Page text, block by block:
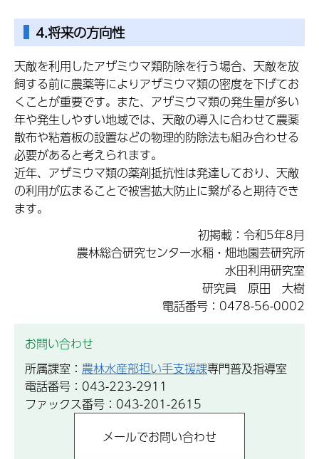
4.将来の方向性
天敵を利用したアザミウマ類防除を行う場合、天敵を放
飼する前に農薬等によりアザミウマ類の密度を下げてお
くことが重要です。また、アザミウマ類の発生量が多い
年や発生しやすい地域では、天敵の導入に合わせて農薬
散布や粘着板の設置などの物理的防除法も組み合わせる
必要があると考えられます。
近年、アザミウマ類の薬剤抵抗性は発達しており、天敵
の利用が広まることで被害拡大防止に繋がると期待でき
ます。
初掲載：令和5年8月
農林総合研究センター水稲・畑地園芸研究所
水田利用研究室
研究員 原田 大樹
電話番号：0478-56-0002
お問い合わせ
所属課室： 農林水産部担い手支援課専門普及指導室
電話番号：043-223-2911
ファックス番号：043-201-2615